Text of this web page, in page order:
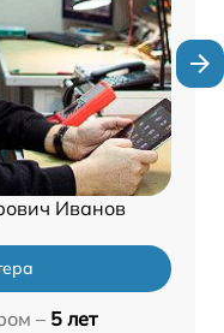
Иванов
– 5 лет